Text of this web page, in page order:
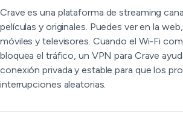
Crave es una plataforma de streaming
películas y originales. Puedes ver en la
móviles y televisores. Cuando el Wi-Fi
bloquea el tráfico, un VPN para Crave
conexión privada y estable para que los
interrupciones aleatorias.